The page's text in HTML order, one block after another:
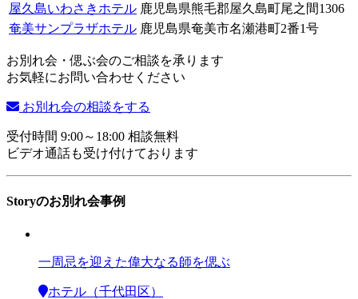
屋久島いわさきホテル 鹿児島県熊毛郡屋久島町尾之間1306
奄美サンプラザホテル 鹿児島県奄美市名瀬港町2番1号
お別れ会・偲ぶ会のご相談を承ります
お気軽にお問い合わせください
お別れ会の相談をする
受付時間 9:00～18:00 相談無料
ビデオ通話も受け付けております
Storyのお別れ会事例
一周忌を迎えた偉大なる師を偲ぶ
ホテル（千代田区）